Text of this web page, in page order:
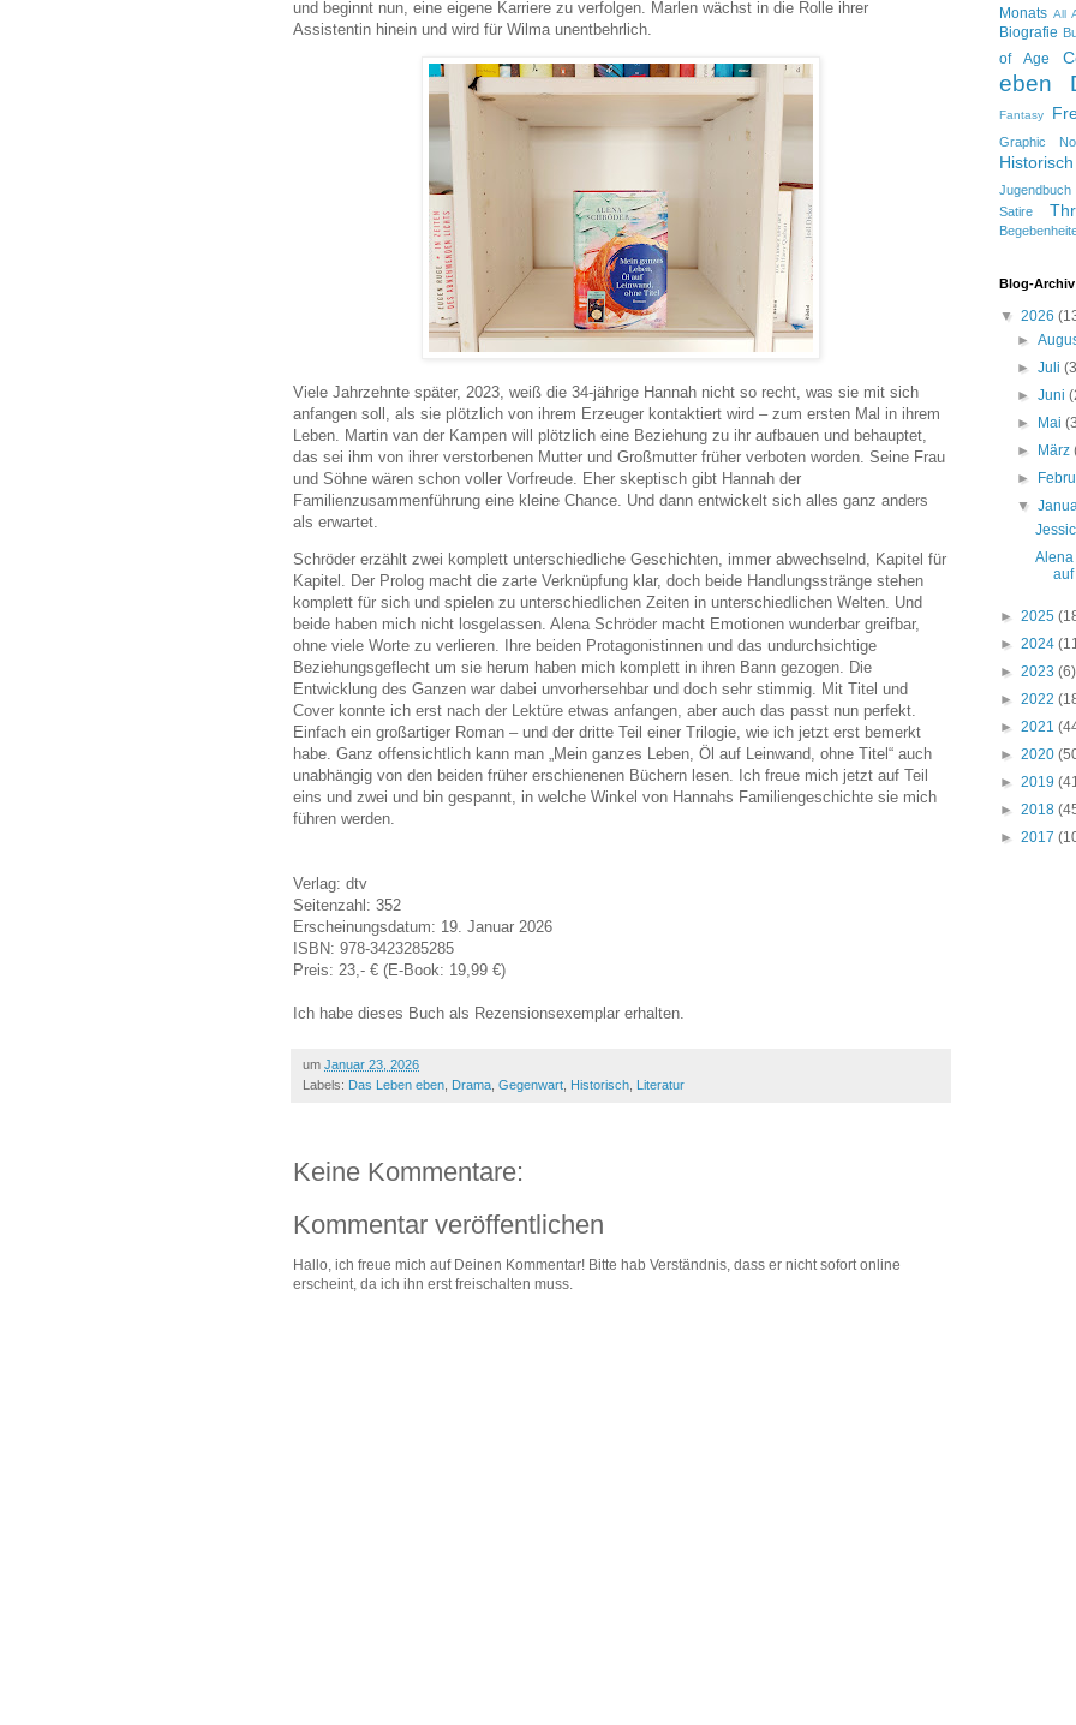
und beginnt nun, eine eigene Karriere zu verfolgen. Marlen wächst in die Rolle ihrer
Assistentin hinein und wird für Wilma unentbehrlich.
Viele Jahrzehnte später, 2023, weiß die 34-jährige Hannah nicht so recht, was sie mit sich
anfangen soll, als sie plötzlich von ihrem Erzeuger kontaktiert wird – zum ersten Mal in ihrem
Leben. Martin van der Kampen will plötzlich eine Beziehung zu ihr aufbauen und behauptet,
das sei ihm von ihrer verstorbenen Mutter und Großmutter früher verboten worden. Seine Frau
und Söhne wären schon voller Vorfreude. Eher skeptisch gibt Hannah der
Familienzusammenführung eine kleine Chance. Und dann entwickelt sich alles ganz anders
als erwartet.
Schröder erzählt zwei komplett unterschiedliche Geschichten, immer abwechselnd, Kapitel für
Kapitel. Der Prolog macht die zarte Verknüpfung klar, doch beide Handlungsstränge stehen
komplett für sich und spielen zu unterschiedlichen Zeiten in unterschiedlichen Welten. Und
beide haben mich nicht losgelassen. Alena Schröder macht Emotionen wunderbar greifbar,
ohne viele Worte zu verlieren. Ihre beiden Protagonistinnen und das undurchsichtige
Beziehungsgeflecht um sie herum haben mich komplett in ihren Bann gezogen. Die
Entwicklung des Ganzen war dabei unvorhersehbar und doch sehr stimmig. Mit Titel und
Cover konnte ich erst nach der Lektüre etwas anfangen, aber auch das passt nun perfekt.
Einfach ein großartiger Roman – und der dritte Teil einer Trilogie, wie ich jetzt erst bemerkt
habe. Ganz offensichtlich kann man „Mein ganzes Leben, Öl auf Leinwand, ohne Titel“ auch
unabhängig von den beiden früher erschienenen Büchern lesen. Ich freue mich jetzt auf Teil
eins und zwei und bin gespannt, in welche Winkel von Hannahs Familiengeschichte sie mich
führen werden.
Verlag: dtv
Seitenzahl: 352
Erscheinungsdatum: 19. Januar 2026
ISBN: 978-3423285285
Preis: 23,- € (E-Book: 19,99 €)
Ich habe dieses Buch als Rezensionsexemplar erhalten.
um Januar 23, 2026
Labels: Das Leben eben Drama Gegenwart Historisch Literatur
Keine Kommentare:
Kommentar veröffentlichen
Hallo, ich freue mich auf Deinen Kommentar! Bitte hab Verständnis, dass er nicht sofort online
erscheint, da ich ihn erst freischalten muss.
Monats All
Biografie
of Age
eben
Fantasy
Graphic
Historisch
Jugendbuch
Satire
Blog-Archiv
▼ 2026
►
►Juli
►Juni
►
Mai
►
März
►
▼
Alena
► 2025
► 2024
► 2023 (6)
► 2022
► 2021
► 2020
► 2019
► 2018
► 2017